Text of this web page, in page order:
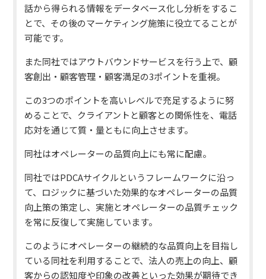
話から得られる情報をデータベース化し分析をするこ
とで、その後のマーケティング施策に役立てることが
可能です。
また同社ではアウトバウンドサービスを行う上で、顧
客創出・顧客管理・顧客満足の3ポイントを重視。
この3つのポイントを高いレベルで充足するように努
めることで、クライアントと顧客との関係性を、電話
応対を通じて質・量ともに向上させます。
同社はオペレーターの品質向上にも常に配慮。
同社ではPDCAサイクルというフレームワークに沿っ
て、ロジックに基づいた効果的なオペレーターの品質
向上策の策定し、実施とオペレーターの品質チェック
を常に反復して実施しています。
このようにオペレーターの継続的な品質向上を目指し
ている同社を利用することで、法人の売上の向上、顧
客からの認知度や印象の改善といった効果が期待でき